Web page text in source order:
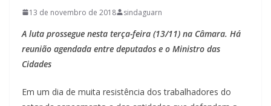
13 de novembro de 2018 sindaguarn
A luta prossegue nesta terça-feira (13/11) na Câmara. Há
reunião agendada entre deputados e o Ministro das
Cidades
Em um dia de muita resistência dos trabalhadores do